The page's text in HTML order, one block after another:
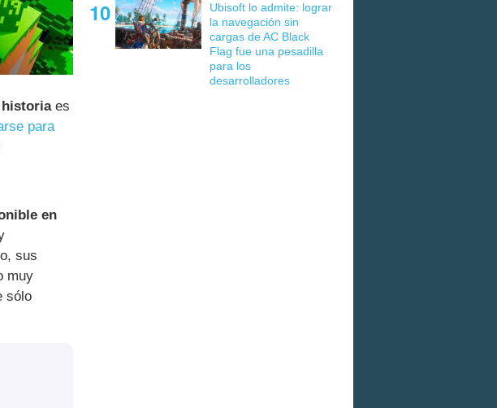
historiaes
para
en
sus
muy
sólo
Ubisoft lo admite: lograr
la navegación sin
cargas de AC Black
Flag fue una pesadilla
para los
desarrolladores